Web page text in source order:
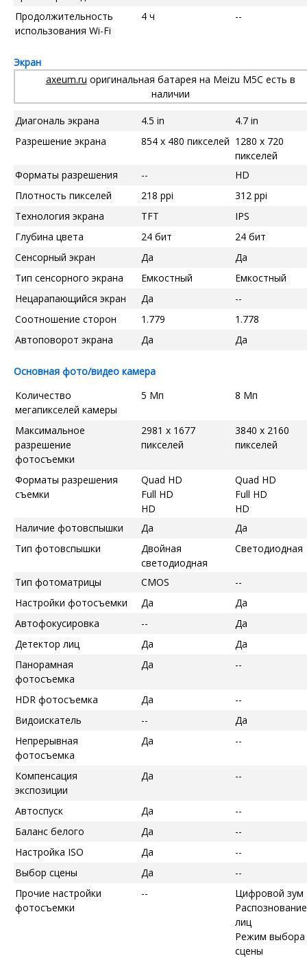
Продолжительность
использования Wi-Fi
4 ч --
Экран
axeum.ru оригинальная батарея на Meizu M5C есть в
наличии
Диагональ экрана 4.5 in
4.7 in
Разрешение экрана
854 x 480 пикселей 1280 x 720
пикселей
Форматы разрешения
--
HD
Плотность пикселей
218 ppi
312 ppi
Технология экрана
TFT
IPS
Глубина цвета
24 бит
24 бит
Сенсорный экран
Да
Да
Тип сенсорного экрана
Емкостный
Емкостный
Нецарапающийся экран
Да
--
Соотношение сторон
1.779
1.778
Автоповорот экрана
Да Да
Основная фото/видео камера
Количество
мегапикселей камеры
5 Мп 8 Мп
Максимальное
разрешение
фотосъемки
2981 x 1677
пикселей
3840 x 2160
пикселей
Форматы разрешения
съемки
Quad HD
Full HD
HD
Quad HD
Full HD
HD
Наличие фотовспышки
Да
Да
Тип фотовспышки
Двойная
светодиодная
Светодиодная
Тип фотоматрицы CMOS
--
Настройки фотосъемки
Да
Да
Автофокусировка
--
Да
Детектор лиц
Да
Да
Панорамная
фотосъемка
Да --
HDR фотосъемка Да
--
Видоискатель
--
Да
Непрерывная
фотосъемка
Да --
Компенсация
экспозиции
Да --
Автоспуск Да
--
Баланс белого
Да
--
Настройка ISO
Да
--
Выбор сцены
Да
--
Прочие настройки
фотосъемки
--
Цифровой зум
Распознование
лиц
Режим выбора
сцены